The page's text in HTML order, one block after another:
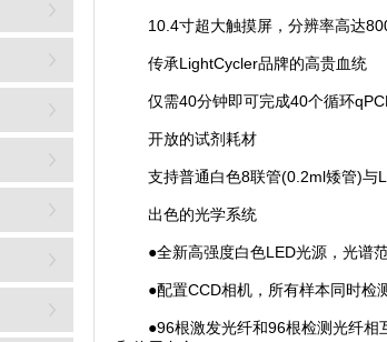
10.4寸超大触摸屏，分辨率高达
传承LightCycler品牌的高贵血统
仅需40分钟即可完成40个循环
开放的试剂耗材
支持普通白色8联管(0.2ml矮管)与
出色的光学系统
●全新高强度白色LED光源，光谱范
●配置CCD相机，所有样本同时检
●96根激发光纤和96根检测光纤相互